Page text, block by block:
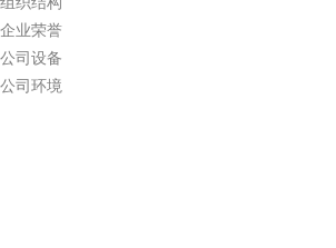
企业荣誉
公司设备
公司环境